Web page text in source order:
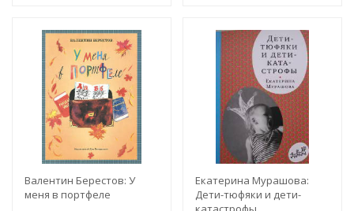
Валентин Берестов: У
меня в портфеле
Екатерина Мурашова:
Дети-тюфяки и дети-